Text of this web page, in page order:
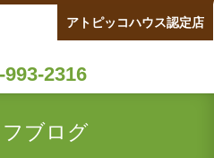
993-2316
アトピッコハウス認定店
ブログ